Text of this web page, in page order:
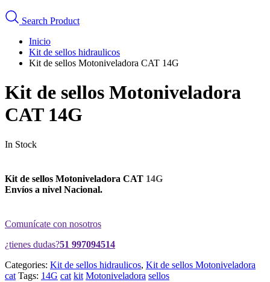
Search Product
Inicio
Kit de sellos hidraulicos
Kit de sellos Motoniveladora CAT 14G
Kit de sellos Motoniveladora
CAT 14G
In Stock
Kit de sellos Motoniveladora CAT 14G
Envíos a nivel Nacional.
Comunícate con nosotros
¿tienes dudas?51 997094514
Categories: Kit de sellos hidraulicos, Kit de sellos Motoniveladora
cat Tags: 14G cat kit Motoniveladora sellos